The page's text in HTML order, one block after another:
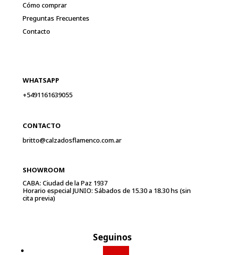
Cómo comprar
Preguntas Frecuentes
Contacto
WHATSAPP
+5491161639055
CONTACTO
britto@calzadosflamenco.com.ar
SHOWROOM
CABA: Ciudad de la Paz 1937
Horario especial JUNIO: Sábados de 15.30 a 18.30 hs (sin
cita previa)
Seguinos